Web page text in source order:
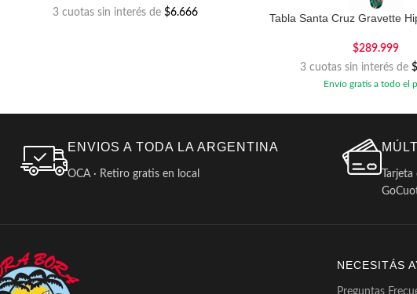
3 cuotas sin interés de$6.666
Tabla Santa Cruz Gravette
$289.999
3 cuotas sin interés de
Envío gratis a todo el
ENVIOS A TODA LA ARGENTINA
OCA · Retiro gratis en local
NECESITÁS
Preguntas